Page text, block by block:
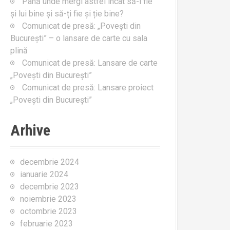
:
și lui bine și să-ți fie și ție bine?
Comunicat de presă: „Povești din
București” – o lansare de carte cu sala
plină
Comunicat de presă: Lansare de carte
„Povești din București”
Comunicat de presă: Lansare proiect
„Povești din București”
Arhive
decembrie 2024
ianuarie 2024
decembrie 2023
noiembrie 2023
octombrie 2023
februarie 2023